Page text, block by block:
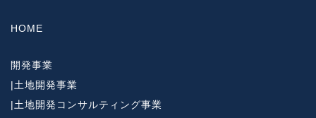
HOME
開発事業
|土地開発事業
|土地開発コンサルティング事業